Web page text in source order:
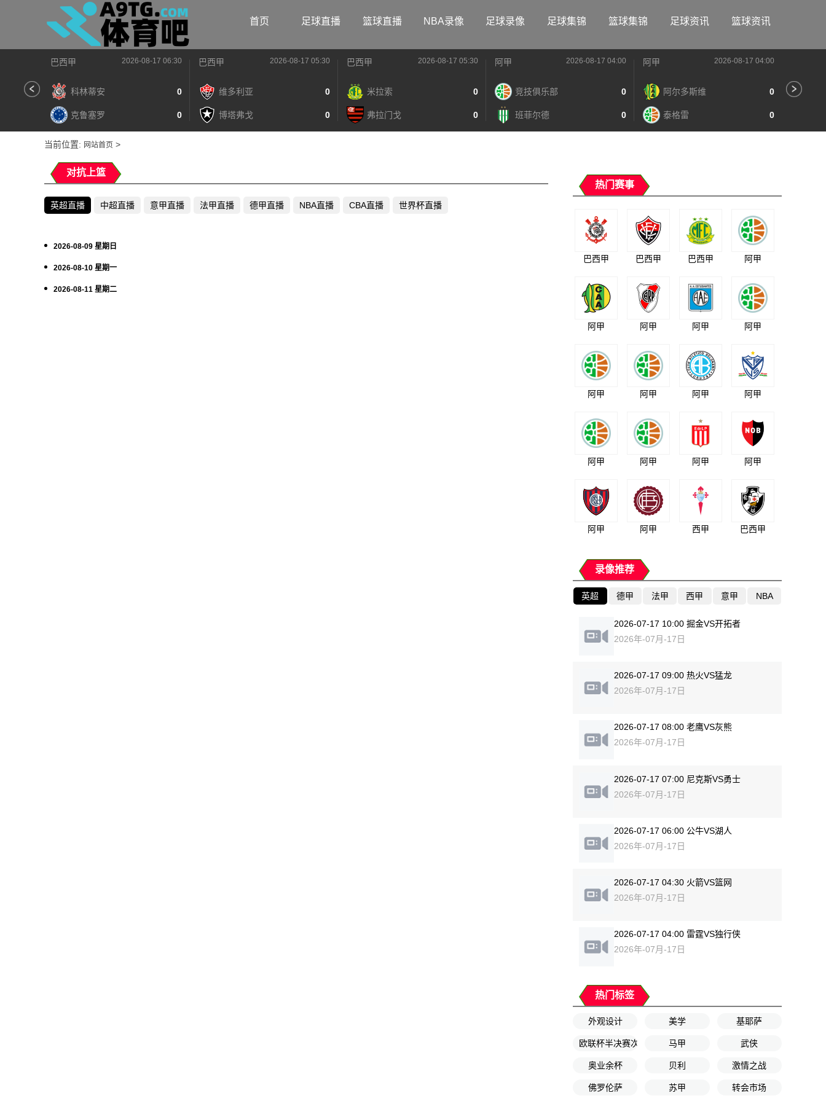
首页 足球直播 篮球直播 NBA录像 足球录像 足球集锦 篮球集锦 足球资讯 篮球资讯
巴西甲 2026-08-17 06:30
科林蒂安 0
克鲁塞罗 0
巴西甲 2026-08-17 05:30
维多利亚 0
博塔弗戈 0
巴西甲 2026-08-17 05:30
米拉索 0
弗拉门戈 0
阿甲 2026-08-17 04:00
竞技俱乐部 0
班菲尔德 0
阿甲 2026-08-17 04:00
阿尔多斯维 0
泰格雷 0
当前位置: 网站首页 >
对抗上篮
英超直播 中超直播 意甲直播 法甲直播 德甲直播 NBA直播 CBA直播 世界杯直播
2026-08-09 星期日
2026-08-10 星期一
2026-08-11 星期二
热门赛事
巴西甲 巴西甲 巴西甲 阿甲
阿甲 阿甲 阿甲 阿甲
阿甲 阿甲 阿甲 阿甲
阿甲 阿甲 阿甲 阿甲
阿甲 阿甲 西甲 巴西甲
录像推荐
英超 德甲 法甲 西甲 意甲 NBA
2026-07-17 10:00 掘金VS开拓者
2026年-07月-17日
2026-07-17 09:00 热火VS猛龙
2026年-07月-17日
2026-07-17 08:00 老鹰VS灰熊
2026年-07月-17日
2026-07-17 07:00 尼克斯VS勇士
2026年-07月-17日
2026-07-17 06:00 公牛VS湖人
2026年-07月-17日
2026-07-17 04:30 火箭VS篮网
2026年-07月-17日
2026-07-17 04:00 雷霆VS独行侠
2026年-07月-17日
热门标签
外观设计 美学 基耶萨
欧联杯半决赛次回合 马甲 武侠
奥业余杯 贝利 激情之战
佛罗伦萨 苏甲 转会市场